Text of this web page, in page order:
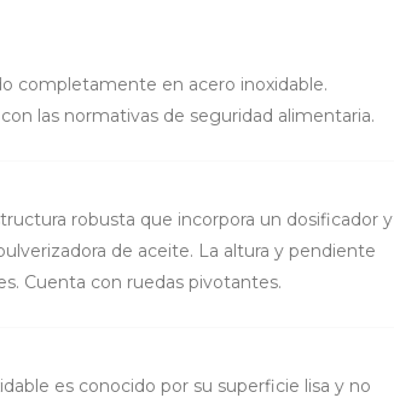
completamente en acero inoxidable.
las normativas de seguridad alimentaria.
robusta que incorpora un dosificador y
de aceite. La altura y pendiente
Cuenta con ruedas pivotantes.
es conocido por su superficie lisa y no